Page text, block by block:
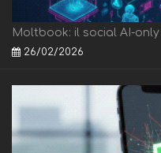
Moltbook: il social AI-
26/02/2026